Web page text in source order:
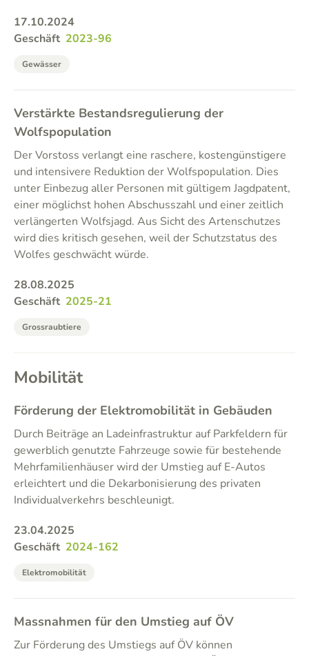
17.10.2024
Geschäft 2023-96
Gewässer
Verstärkte Bestandsregulierung der
Wolfspopulation
Der Vorstoss verlangt eine raschere, kostengünstigere
und intensivere Reduktion der Wolfspopulation. Dies
unter Einbezug aller Personen mit gültigem Jagdpatent,
einer möglichst hohen Abschusszahl und einer zeitlich
verlängerten Wolfsjagd. Aus Sicht des Artenschutzes
wird dies kritisch gesehen, weil der Schutzstatus des
Wolfes geschwächt würde.
28.08.2025
Geschäft 2025-21
Grossraubtiere
Mobilität
Förderung der Elektromobilität in Gebäuden
Durch Beiträge an Ladeinfrastruktur auf Parkfeldern für
gewerblich genutzte Fahrzeuge sowie für bestehende
Mehrfamilienhäuser wird der Umstieg auf E-Autos
erleichtert und die Dekarbonisierung des privaten
Individualverkehrs beschleunigt.
23.04.2025
Geschäft 2024-162
Elektromobilität
Massnahmen für den Umstieg auf ÖV
Zur Förderung des Umstiegs auf ÖV können